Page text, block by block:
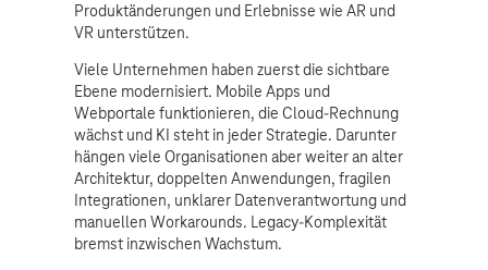
Produktänderungen und Erlebnisse wie AR und
VR unterstützen.
Viele Unternehmen haben zuerst die sichtbare
Ebene modernisiert. Mobile Apps und
Webportale funktionieren, die Cloud-Rechnung
wächst und KI steht in jeder Strategie. Darunter
hängen viele Organisationen aber weiter an alter
Architektur, doppelten Anwendungen, fragilen
Integrationen, unklarer Datenverantwortung und
manuellen Workarounds. Legacy-Komplexität
bremst inzwischen Wachstum.